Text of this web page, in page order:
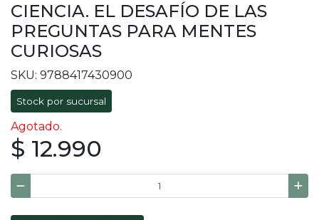
CIENCIA. EL DESAFÍO DE LAS
PREGUNTAS PARA MENTES
CURIOSAS
SKU: 9788417430900
Stock por sucursal
Agotado.
$ 12.990